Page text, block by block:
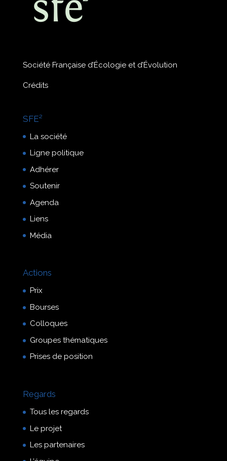
Société Française d’Écologie et d’Évolution
Crédits
SFE²
La société
Ligne politique
Adhérer
Soutenir
Agenda
Liens
Média
Actions
Prix
Bourses
Colloques
Groupes thématiques
Prises de position
Regards
Tous les regards
Le projet
Les partenaires